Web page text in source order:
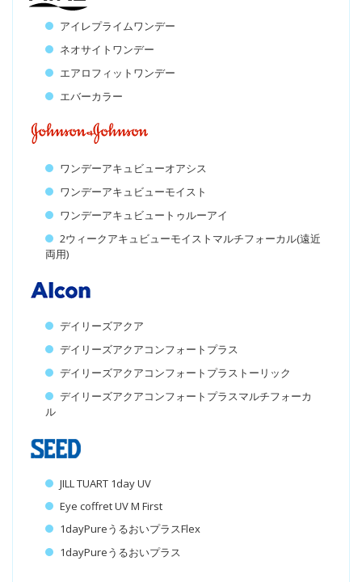
アイレプライムワンデー
ネオサイトワンデー
エアロフィットワンデー
エバーカラー
ワンデーアキュビューオアシス
ワンデーアキュビューモイスト
ワンデーアキュビュートゥルーアイ
2ウィークアキュビューモイストマルチフォーカル(遠近
両用)
デイリーズアクア
デイリーズアクアコンフォートプラス
デイリーズアクアコンフォートプラストーリック
デイリーズアクアコンフォートプラスマルチフォーカ
ル
JILL TUART 1day UV
Eye coffret UV M First
1dayPureうるおいプラスFlex
1dayPureうるおいプラス